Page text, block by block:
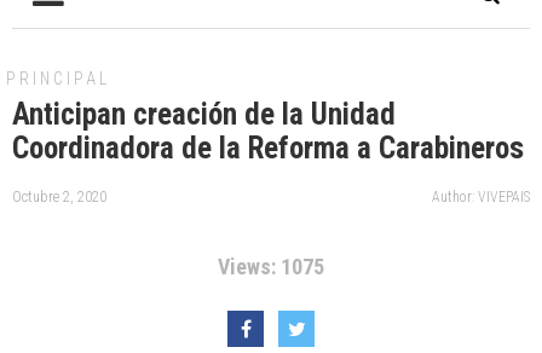
PRINCIPAL
Anticipan creación de la Unidad
Coordinadora de la Reforma a Carabineros
Octubre 2, 2020 Author: VIVEPAIS
Views: 1075